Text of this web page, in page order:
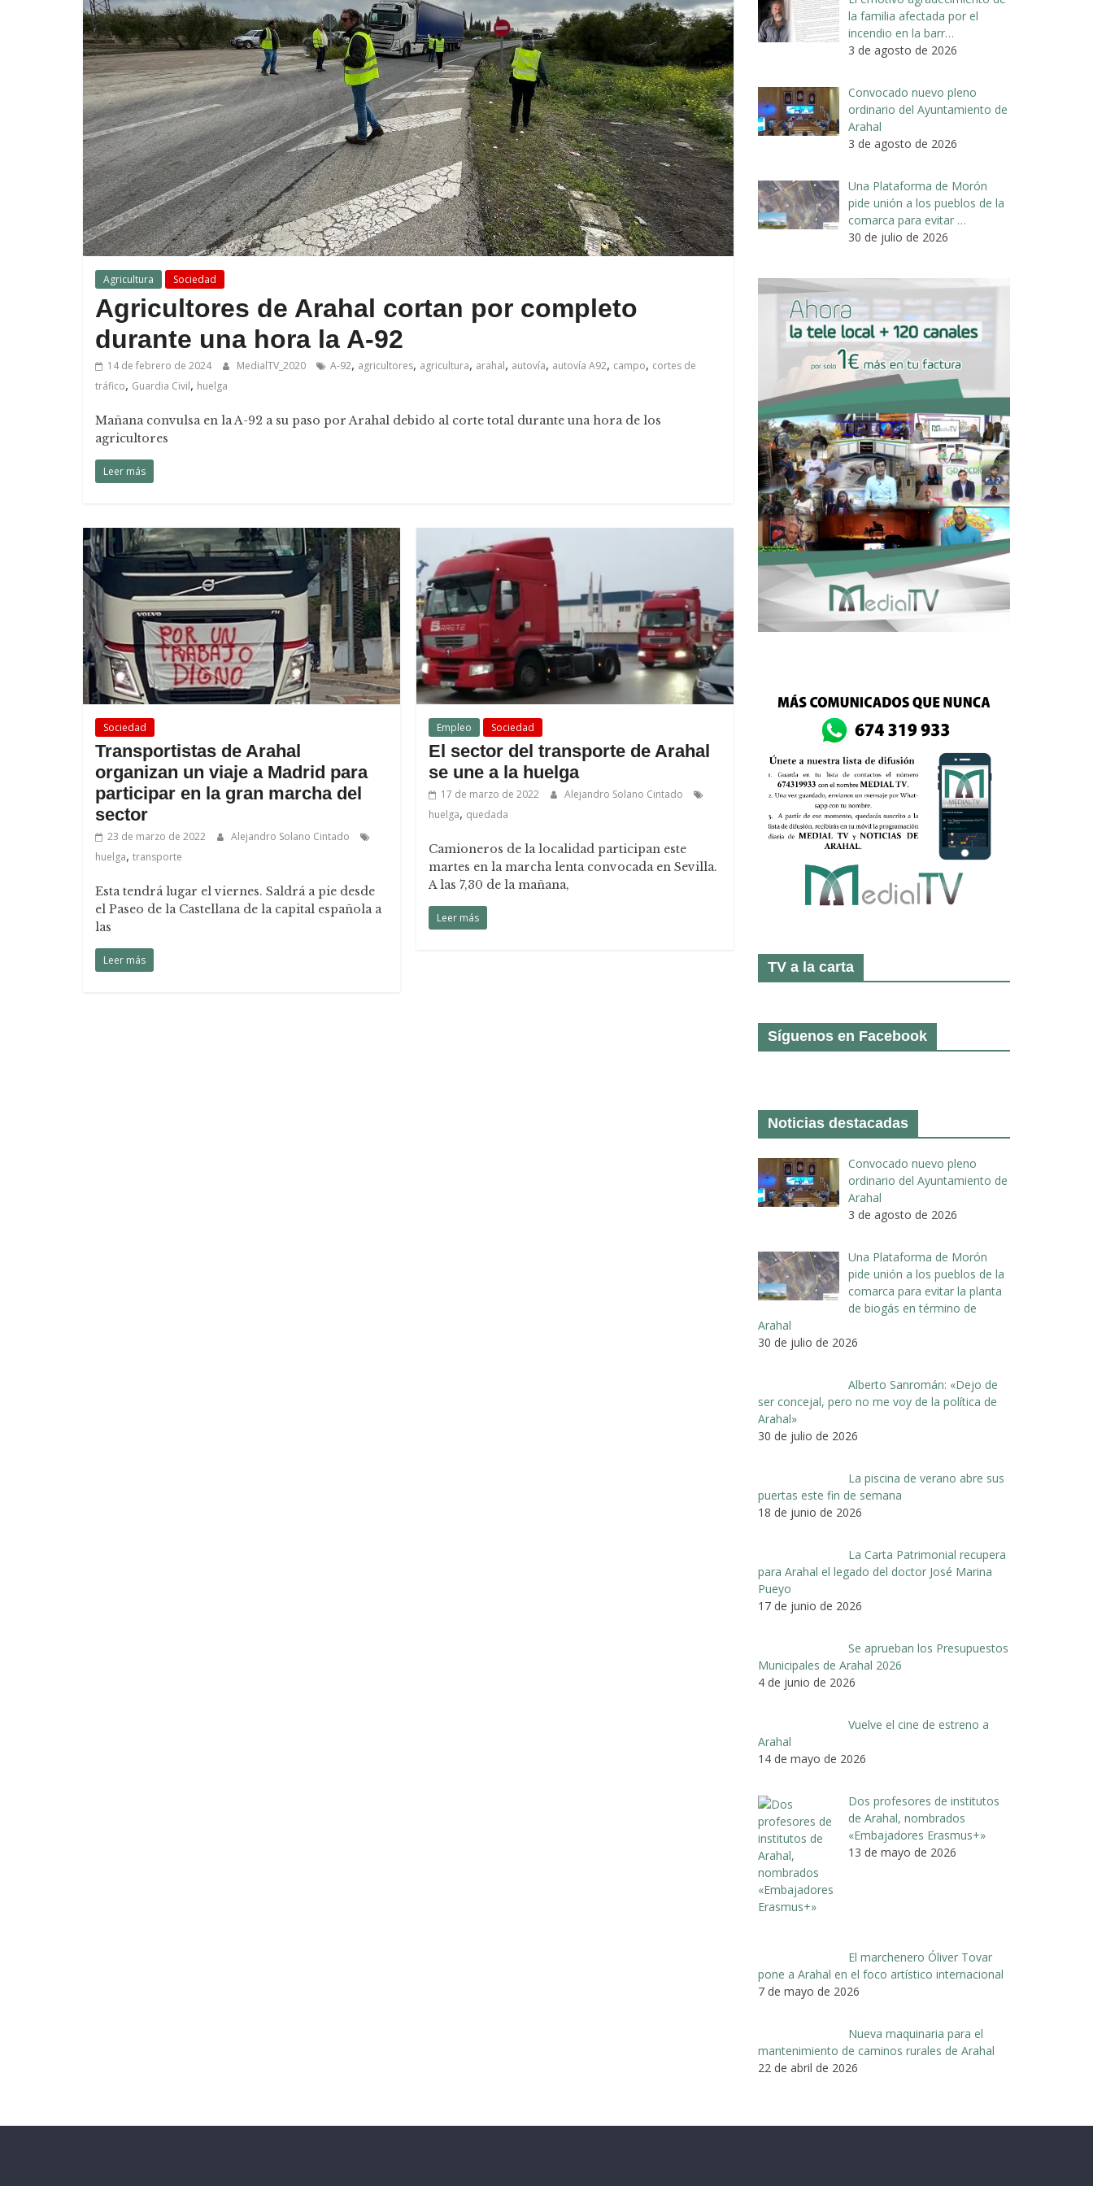
Agricultura Sociedad
Agricultores de Arahal cortan por completo
durante una hora la A-92
14 de febrero de 2024 MedialTV_2020 A-92, agricultores, agricultura, arahal, autovía, autovía A92, campo, cortes de
tráfico, Guardia Civil, huelga
Mañana convulsa en la A-92 a su paso por Arahal debido al corte total durante una hora de los
agricultores
Leer más
Sociedad
Transportistas de Arahal
organizan un viaje a Madrid para
participar en la gran marcha del
sector
23 de marzo de 2022
Alejandro Solano Cintado
huelga, transporte
Esta tendrá lugar el viernes. Saldrá a pie desde
el Paseo de la Castellana de la capital española a
las
Leer más
Empleo Sociedad
El sector del transporte de Arahal
se une a la huelga
17 de marzo de 2022
Alejandro Solano Cintado
huelga, quedada
Camioneros de la localidad participan este
martes en la marcha lenta convocada en Sevilla.
A las 7,30 de la mañana,
Leer más
la familia afectada por el
incendio en la barr…
3 de agosto de 2026
Convocado nuevo pleno
ordinario del Ayuntamiento de
Arahal
3 de agosto de 2026
Una Plataforma de Morón
pide unión a los pueblos de la
comarca para evitar …
30 de julio de 2026
TV a la carta
Síguenos en Facebook
Noticias destacadas
Convocado nuevo pleno
ordinario del Ayuntamiento de
Arahal
3 de agosto de 2026
Una Plataforma de Morón
pide unión a los pueblos de la
comarca para evitar la planta
de biogás en término de
Arahal
30 de julio de 2026
Alberto Sanromán: «Dejo de
ser concejal, pero no me voy de la política de
Arahal»
30 de julio de 2026
La piscina de verano abre sus
puertas este fin de semana
18 de junio de 2026
La Carta Patrimonial recupera
para Arahal el legado del doctor José Marina
Pueyo
17 de junio de 2026
Se aprueban los Presupuestos
Municipales de Arahal 2026
4 de junio de 2026
Vuelve el cine de estreno a
Arahal
14 de mayo de 2026
Dos profesores de institutos
de Arahal, nombrados
«Embajadores Erasmus+»
13 de mayo de 2026
El marchenero Óliver Tovar
pone a Arahal en el foco artístico internacional
7 de mayo de 2026
Nueva maquinaria para el
mantenimiento de caminos rurales de Arahal
22 de abril de 2026